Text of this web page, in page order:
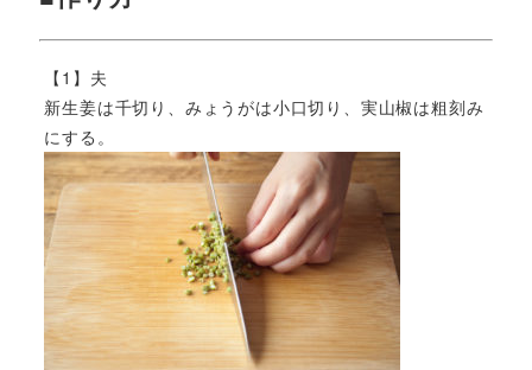
【1】夫
新生姜は千切り、みょうがは小口切り、実山椒は粗刻み
にする。